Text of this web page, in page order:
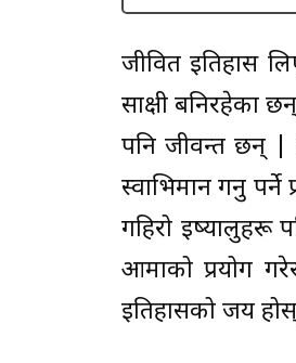
जीवित इतिहास
साक्षी बनिरहेका
पनि जीवन्त छन् |
स्वाभिमान गर्नु
गहिरो
आमाको प्रयोग
इतिहासको जय होस्